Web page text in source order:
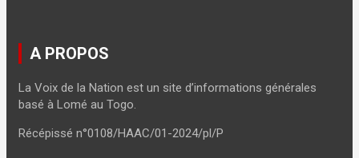
A PROPOS
La Voix de la Nation est un site d’informations générales
basé à Lomé au Togo.
Récépissé n°0108/HAAC/01-2024/pl/P